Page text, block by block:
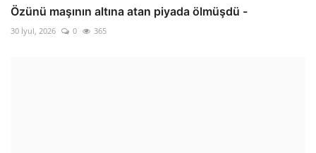
Özünü maşının altına atan piyada ölmüşdü -
30 İyul, 2026 0 365